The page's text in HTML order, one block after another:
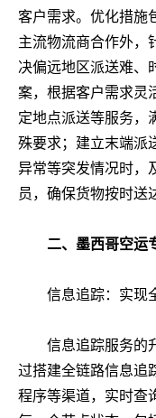
客户需求。优化措施
主流物流商合作外，
决偏远地区派送难、
案，根据客户需求灵
定地点派送等服务，
殊要求；建立末端派
异常等突发情况时，
员，确保货物按时送
二、墨西哥空运
信息追踪：实现
信息追踪服务的升
过搭建全链路信息追
程序等渠道，实时查